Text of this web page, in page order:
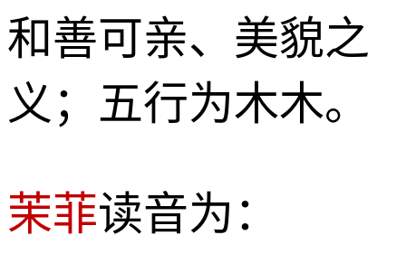
和善可亲、美貌之
义；五行为木木。
茉菲读音为：